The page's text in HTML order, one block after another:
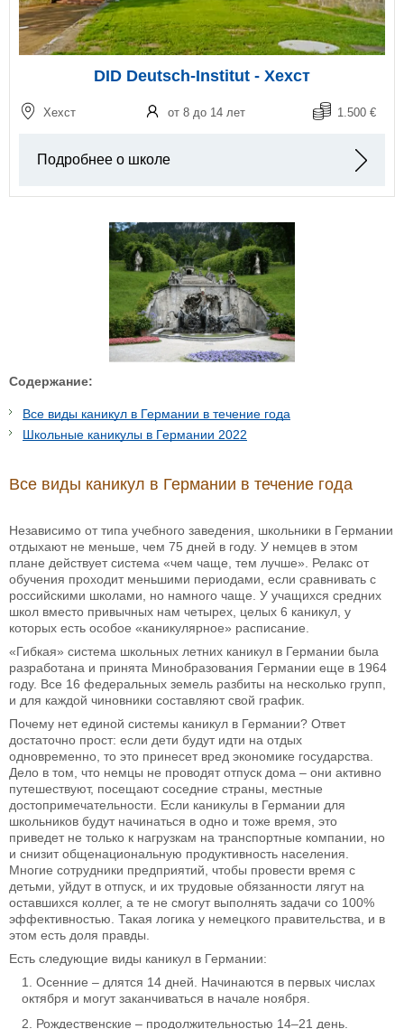
DID Deutsch-Institut - Хехст
Хехст от 8 до 14 лет 1.500 €
Подробнее о школе
Содержание:
Все виды каникул в Германии в течение года
Школьные каникулы в Германии 2022
Все виды каникул в Германии в течение года
Независимо от типа учебного заведения, школьники в Германии
отдыхают не меньше, чем 75 дней в году. У немцев в этом
плане действует система «чем чаще, тем лучше». Релакс от
обучения проходит меньшими периодами, если сравнивать с
российскими школами, но намного чаще. У учащихся средних
школ вместо привычных нам четырех, целых 6 каникул, у
которых есть особое «каникулярное» расписание.
«Гибкая» система школьных летних каникул в Германии была
разработана и принята Минобразования Германии еще в 1964
году. Все 16 федеральных земель разбиты на несколько групп,
и для каждой чиновники составляют свой график.
Почему нет единой системы каникул в Германии? Ответ
достаточно прост: если дети будут идти на отдых
одновременно, то это принесет вред экономике государства.
Дело в том, что немцы не проводят отпуск дома – они активно
путешествуют, посещают соседние страны, местные
достопримечательности. Если каникулы в Германии для
школьников будут начинаться в одно и тоже время, это
приведет не только к нагрузкам на транспортные компании, но
и снизит общенациональную продуктивность населения.
Многие сотрудники предприятий, чтобы провести время с
детьми, уйдут в отпуск, и их трудовые обязанности лягут на
оставшихся коллег, а те не смогут выполнять задачи со 100%
эффективностью. Такая логика у немецкого правительства, и в
этом есть доля правды.
Есть следующие виды каникул в Германии:
Осенние – длятся 14 дней. Начинаются в первых числах
октября и могут заканчиваться в начале ноября.
Рождественские – продолжительностью 14–21 день.